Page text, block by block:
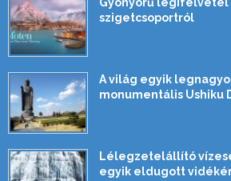
Gyönyörű légifelvétel
szigetcsoportról
A világ egyik
monumentális Ushiku
Lélegzetelállító
egyik eldugott